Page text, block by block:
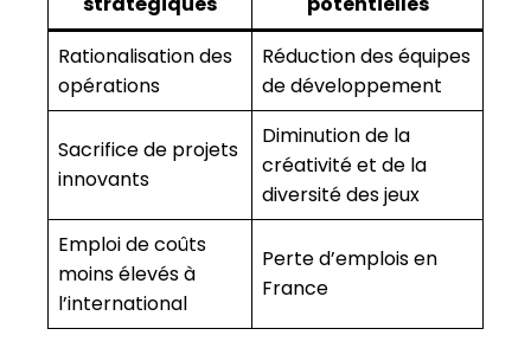
Rationalisation des
opérations
Réduction des équipes
de développement
Sacrifice de projets
innovants
Diminution de la
créativité et de la
diversité des jeux
Emploi de coûts
moins élevés à
l’international
Perte d’emplois en
France